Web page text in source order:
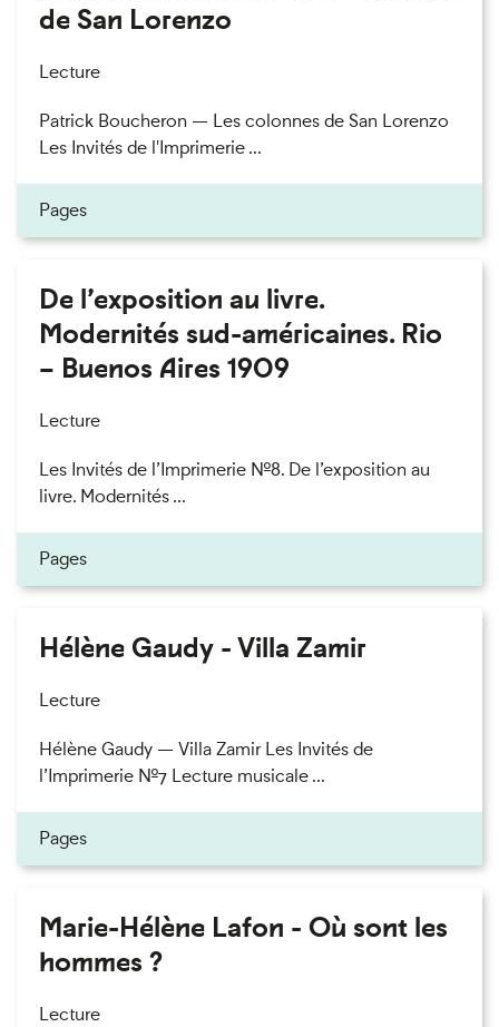
de San Lorenzo
Lecture
Patrick Boucheron — Les colonnes de San Lorenzo
Les Invités de l'Imprimerie ...
Pages
De l’exposition au livre.
Modernités sud-américaines. Rio
– Buenos Aires 1909
Lecture
Les Invités de l’Imprimerie n°8. De l’exposition au
livre. Modernités ...
Pages
Hélène Gaudy - Villa Zamir
Lecture
Hélène Gaudy — Villa Zamir Les Invités de
l’Imprimerie n°7 Lecture musicale ...
Pages
Marie-Hélène Lafon - Où sont les
hommes ?
Lecture